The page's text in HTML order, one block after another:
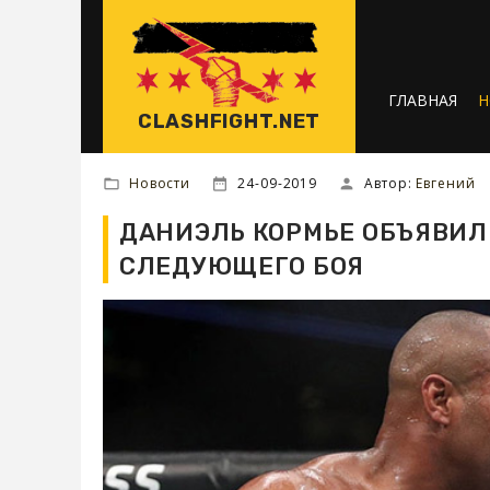
CLASHFIGHT.NET
ГЛАВНАЯ
Новости 24-09-2019 Автор:Евгений
ДАНИЭЛЬ КОРМЬЕ
СЛЕДУЮЩЕГО БОЯ